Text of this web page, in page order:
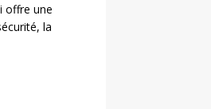
offre une
la